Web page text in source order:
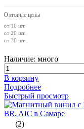
Оптовые цены
от 10 шт.
от 20 шт.
от 30 шт.
Наличие: много
В корзину
Подробнее
Быстрый просмотр
(2)